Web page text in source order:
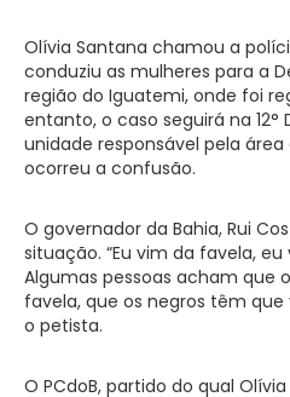
Olívia Santana chamou a
conduziu as mulheres para a
região do Iguatemi, onde foi
entanto, o caso seguirá na 12°
unidade responsável pela
ocorreu a confusão.
O governador da Bahia, Rui
situação. “Eu vim da favela,
Algumas pessoas acham que
favela, que os negros têm que
o petista.
O PCdoB, partido do qual